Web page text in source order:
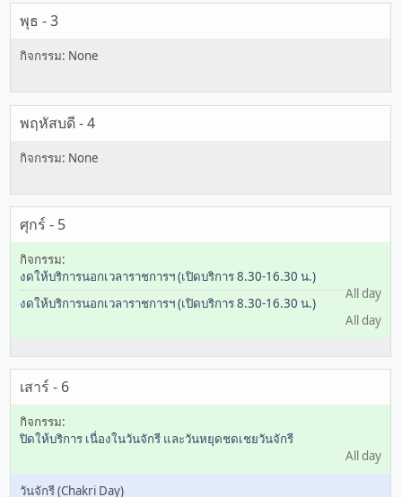
พุธ - 3
พฤหัสบดี - 4
ศุกร์ - 5
งดให้บริการนอกเวลาราชการฯ (เปิดบริการ 8.30-16.30 น.)
All day
งดให้บริการนอกเวลาราชการฯ (เปิดบริการ 8.30-16.30 น.)
All day
เสาร์ - 6
ปิดให้บริการ เนื่องในวันจักรี และวันหยุดชดเชยวันจักรี
All day
วันจักรี (Chakri Day)